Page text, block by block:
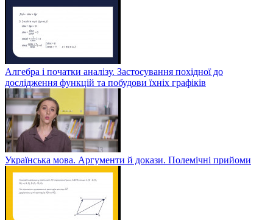
Алгебра і початки аналізу. Застосування похідної до
дослідження функцій та побудови їхніх графіків
Українська мова. Аргументи й докази. Полемічні прийоми